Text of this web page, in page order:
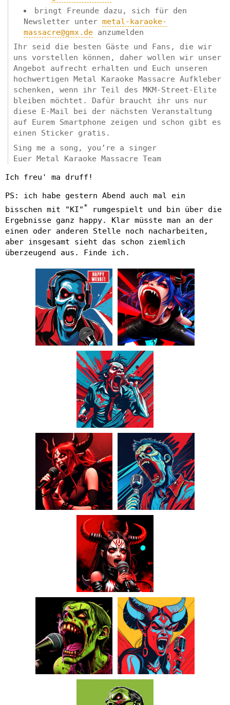
bringt Freunde dazu, sich für den
Newsletter unter metal-karaoke-
massacre@gmx.de anzumelden
Ihr seid die besten Gäste und Fans, die wir
uns vorstellen können, daher wollen wir unser
Angebot aufrecht erhalten und Euch unseren
hochwertigen Metal Karaoke Massacre Aufkleber
schenken, wenn ihr Teil des MKM-Street-Elite
bleiben möchtet. Dafür braucht ihr uns nur
diese E-Mail bei der nächsten Veranstaltung
auf Eurem Smartphone zeigen und schon gibt es
einen Sticker gratis.
Sing me a song, you’re a singer
Euer Metal Karaoke Massacre Team
Ich freu' ma druff!
PS: ich habe gestern Abend auch mal ein
bisschen mit "KI" *
rumgespielt und bin über die
Ergebnisse ganz happy. Klar müsste man an der
einen oder anderen Stelle noch nacharbeiten,
aber insgesamt sieht das schon ziemlich
überzeugend aus. Finde ich.